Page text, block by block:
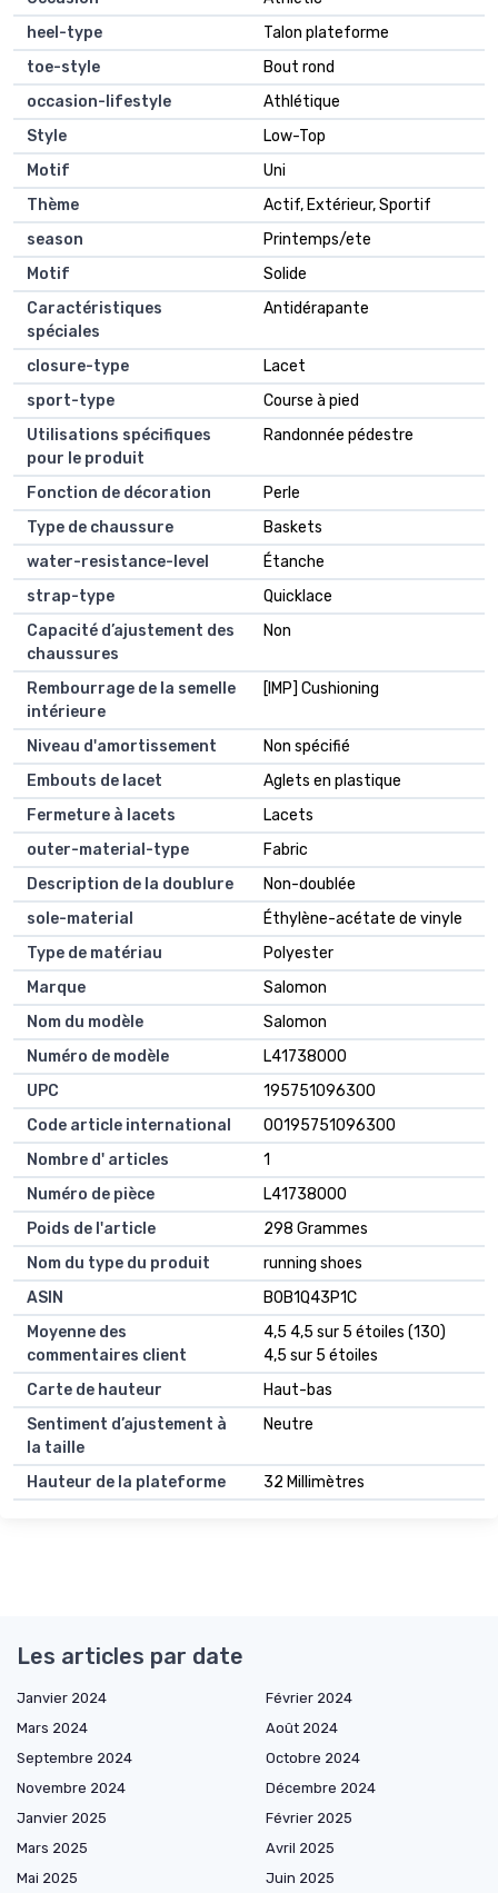
heel-type
Talon plateforme
toe-style
Bout rond
occasion-lifestyle
Athlétique
Style
Low-Top
Motif
Uni
Thème
Actif, Extérieur, Sportif
season
Printemps/ete
Motif
Solide
Caractéristiques
spéciales
Antidérapante
closure-type
Lacet
sport-type
Course à pied
Utilisations spécifiques
pour le produit
Randonnée pédestre
Fonction de décoration
Perle
Type de chaussure
Baskets
water-resistance-level
Étanche
strap-type
Quicklace
Capacité d’ajustement des
chaussures
Non
Rembourrage de la semelle
intérieure
[IMP] Cushioning
Niveau d'amortissement
Non spécifié
Embouts de lacet
Aglets en plastique
Fermeture à lacets
Lacets
outer-material-type
Fabric
Description de la doublure
Non-doublée
sole-material
Éthylène-acétate de vinyle
Type de matériau
Polyester
Marque
Salomon
Nom du modèle
Salomon
Numéro de modèle
L41738000
UPC
195751096300
Code article international
00195751096300
Nombre d' articles
1
Numéro de pièce
L41738000
Poids de l'article
298 Grammes
Nom du type du produit
running shoes
ASIN
B0B1Q43P1C
Moyenne des
commentaires client
4,5 4,5 sur 5 étoiles (130)
4,5 sur 5 étoiles
Carte de hauteur
Haut-bas
Sentiment d’ajustement à
la taille
Neutre
Hauteur de la plateforme 32 Millimètres
Les articles par date
Janvier 2024
Février 2024
Mars 2024
Août 2024
Septembre 2024
Octobre 2024
Novembre 2024
Décembre 2024
Janvier 2025
Février 2025
Mars 2025
Avril 2025
Mai 2025
Juin 2025